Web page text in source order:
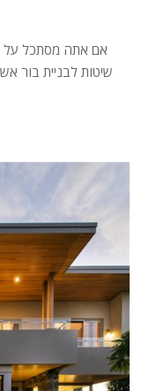
אם אתה מסתכל על
שיטות לבניית בור